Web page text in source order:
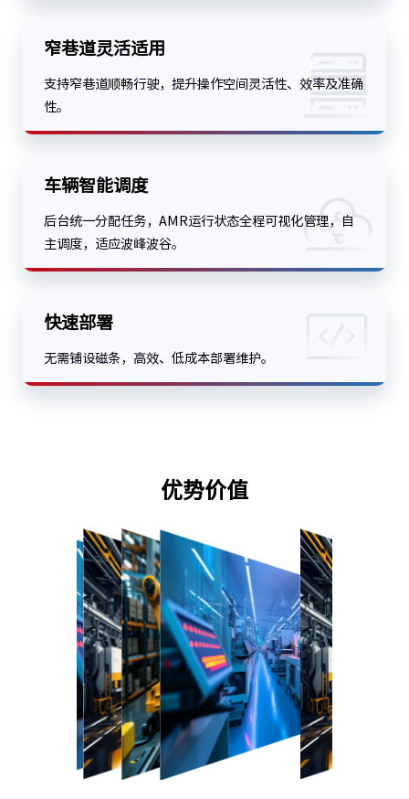
窄巷道灵活适用
支持窄巷道顺畅行驶，提升操作空间灵活性、效率及准确
性。
车辆智能调度
后台统一分配任务，AMR运行状态全程可视化管理，自
主调度，适应波峰波谷。
快速部署
无需铺设磁条，高效、低成本部署维护。
优势价值